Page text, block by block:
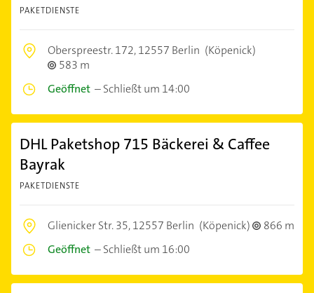
PAKETDIENSTE
Oberspreestr. 172,12557 Berlin (Köpenick)
583 m
Geöffnet –Schließt um 14:00
DHL Paketshop 715 Bäckerei & Caffee
Bayrak
PAKETDIENSTE
Glienicker Str. 35,12557 Berlin (Köpenick)
866 m
Geöffnet –Schließt um 16:00